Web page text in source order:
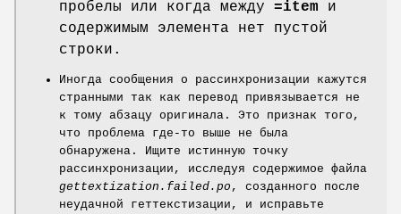
пробелы или когда между =item и
содержимым элемента нет пустой
строки.
Иногда сообщения о рассинхронизации кажутся
странными так как перевод привязывается не
к тому абзацу оригинала. Это признак того,
что проблема где-то выше не была
обнаружена. Ищите истинную точку
рассинхронизации, исследуя содержимое файла
gettextization.failed.po , созданного после
неудачной геттекстизации, и исправьте